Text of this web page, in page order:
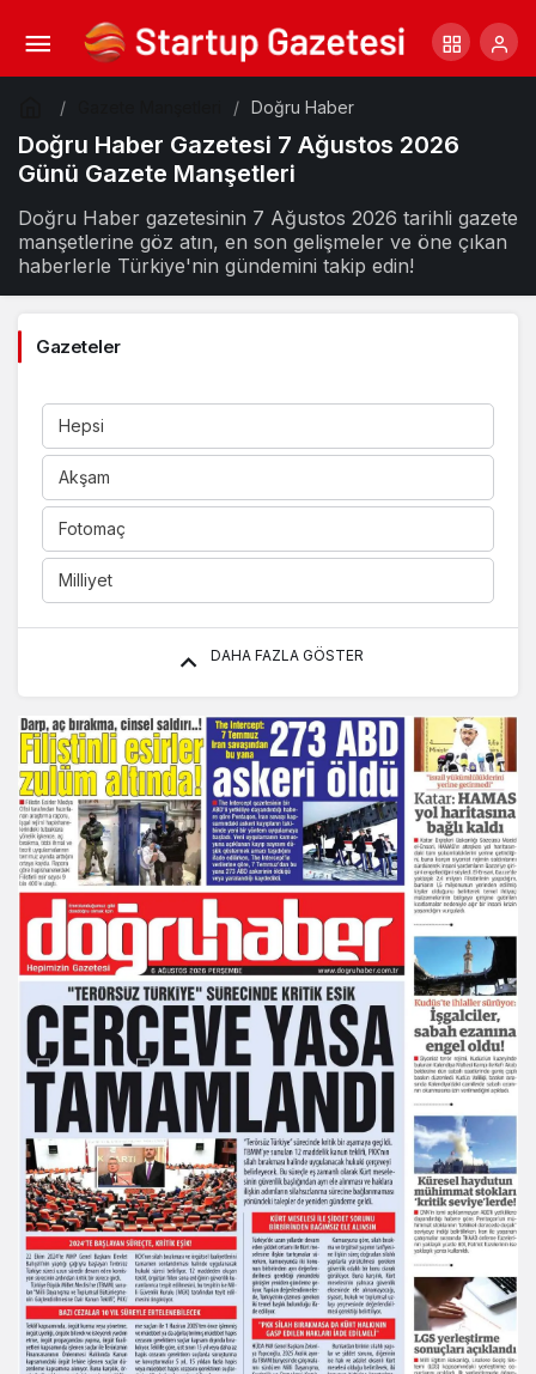
Doğru Haber
Doğru Haber Gazetesi 7 Ağustos 2026
Günü Gazete Manşetleri
Doğru Haber gazetesinin 7 Ağustos 2026 tarihli gazete
manşetlerine göz atın, en son gelişmeler ve öne çıkan
haberlerle Türkiye'nin gündemini takip edin!
Gazeteler
Hepsi
Akşam
Fotomaç
Milliyet
DAHA FAZLA GÖSTER